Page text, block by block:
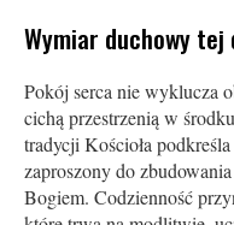
Wymiar duchowy tej
Pokój serca nie wyklucza
cichą przestrzenią w
tradycji Kościoła
zaproszony do
Bogiem. Codzienność